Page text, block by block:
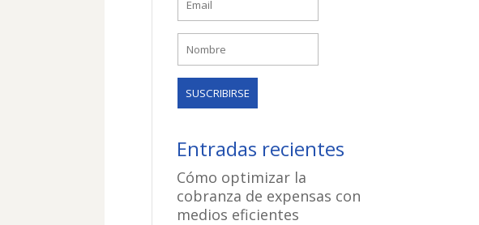
Entradas recientes
Cómo optimizar la
cobranza de expensas con
medios eficientes